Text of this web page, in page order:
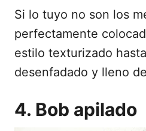
Si lo tuyo no son los
perfectamente
estilo texturizado
desenfadado y lleno
4. Bob apilado